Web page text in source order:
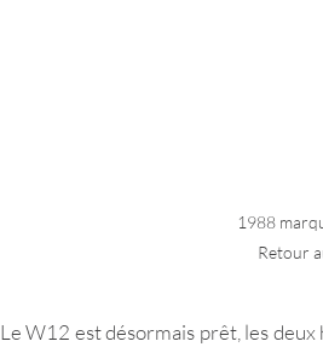
1988
Retour
Le W12 est désormais prêt, les